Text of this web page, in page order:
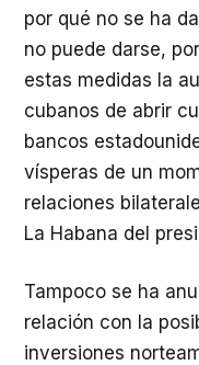
por qué no se ha
no puede darse,
estas medidas la
cubanos de abrir
bancos
vísperas de un
relaciones
La Habana del
Tampoco se ha
relación con la
inversiones